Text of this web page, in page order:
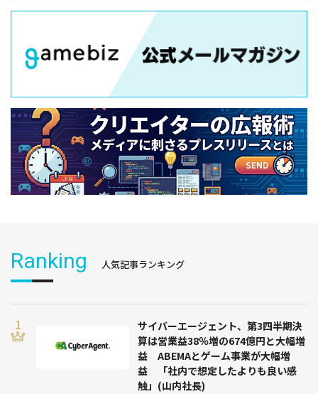
Ranking 人気記事ランキング
サイバーエージェント、第3四半期決
算は営業益38％増の674億円と大幅増
益 ABEMAとゲーム事業が大幅増
益 「社内で想定したよりも良い感
触」(山内社長)